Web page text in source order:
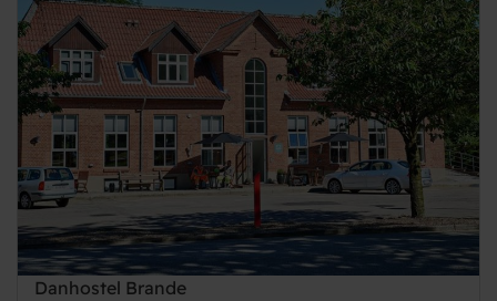
Danhostel Brande